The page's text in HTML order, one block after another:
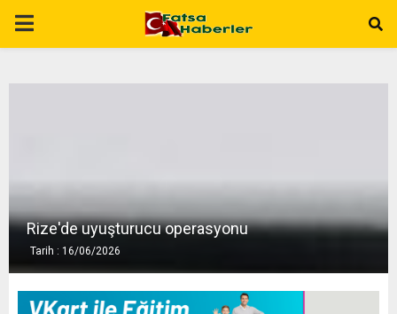
P
A
R
Rize'de uyuşturucu operasyonu
Tarih : 16/06/2026